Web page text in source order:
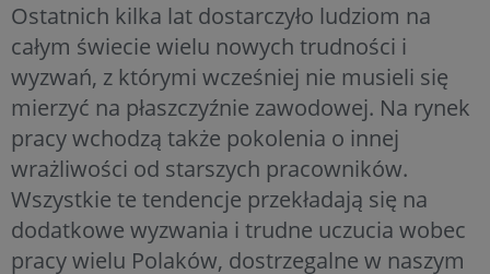
Ostatnich kilka lat dostarczyło ludziom na
całym świecie wielu nowych trudności i
wyzwań, z którymi wcześniej nie musieli się
mierzyć na płaszczyźnie zawodowej. Na rynek
pracy wchodzą także pokolenia o innej
wrażliwości od starszych pracowników.
Wszystkie te tendencje przekładają się na
dodatkowe wyzwania i trudne uczucia wobec
pracy wielu Polaków, dostrzegalne w naszym